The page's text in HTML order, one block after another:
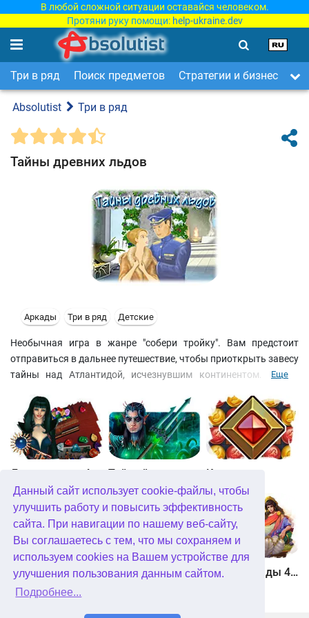
Данный сайт использует cookie-файлы, чтобы
улучшить работу и повысить эффективность
сайта. При навигации по нашему веб-сайту,
Вы соглашаетесь с тем, что мы сохраняем и
используем cookies на Вашем устройстве для
улучшения пользования данным сайтом.
Подробнее...
В любой сложной ситуации оставайся человеком.
Протяни руку помощи: help-ukraine.dev
Три в ряд Поиск предметов Стратегии и бизнес
Absolutist Три в ряд
Тайны древних льдов
Аркады Три в ряд Детские
Необычная игра в жанре "собери тройку". Вам предстоит
отправиться в дальнее путешествие, чтобы приоткрыть завесу
тайны над Атлантидой, исчезнувшим континентом. Чтобы
алмазов. Сложность заключается в том, что игровое поле
постоянно находится в движении, и скучать вам точно не
придется. Своей оригинальной механикой, а также отличной
графикой и музыкой игра затягивает с первых же минут.
Еще
Джевел матч 4 Квадриум
Хранитель рун Мундус. Невозможная вселенная Герои Эллады 4. Рождение мифа